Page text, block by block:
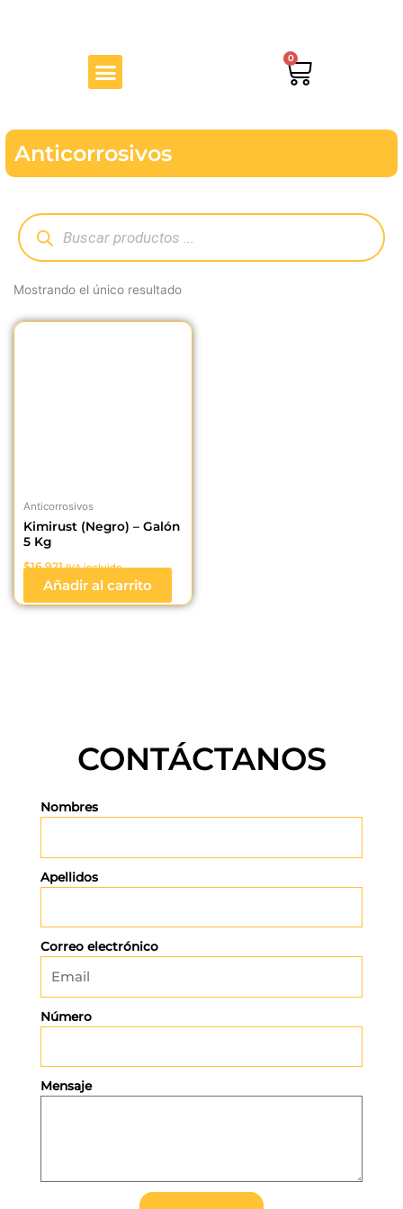
Menu 0 Cart
Anticorrosivos
de
productos
Mostrando el único resultado
Anticorrosivos
Kimirust (Negro) – Galón
5 Kg
$16.921 IVA incluido
Añadir al carrito
CONTÁCTANOS
Nombres
Apellidos
Correo electrónico
Número
Mensaje